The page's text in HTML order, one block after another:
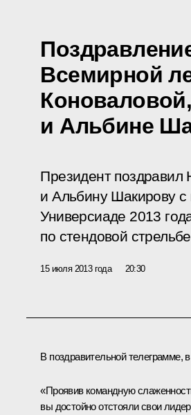
Всемирной
и Альбине
Президент
и Альбину Шакирову
Универсиаде 2013
по стендовой
15 июля 2013 года 20:30
В поздравительной телеграмме, в
«Проявив командную
вы достойно отстояли свои